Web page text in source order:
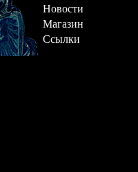
Новости
Магазин
Ссылки